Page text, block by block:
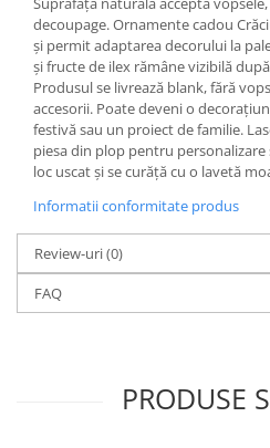
decoupage. Ornamente cadou
și permit adaptarea decorului la
și fructe de ilex rămâne vizibilă
Produsul se livrează blank, fără
accesorii. Poate deveni o
festivă sau un proiect de familie.
piesa din plop pentru
loc uscat și se curăță cu o lavetă
Informatii conformitate produs
Review-uri(0)
FAQ
PRODUSE